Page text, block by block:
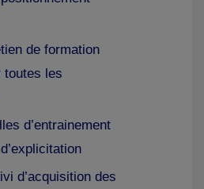
de formation
toutes les
d’entrainement
d’acquisition des